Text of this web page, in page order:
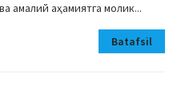
амалий аҳамиятга молик...
Batafsil